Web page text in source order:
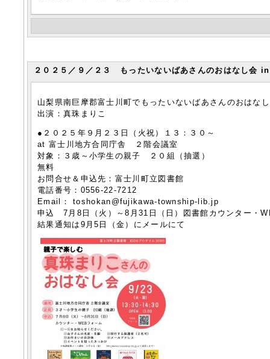
２０２５／９／２３ もったいないばあさんのおはなし会
山梨県南巨摩郡富士川町でもったいないばあさんのおはな
出演：真珠まりこ
●２０２５年９月２３日（火祝）１３：３０～
at 富士川地方合同庁舎 ２階会議室
対象：３歳～小学生の親子 ２０組（抽選）
無料
お問合せ＆申込先：富士川町立図書館
電話番号 ：0556-22-7212
Email：
toshokan @fujikawa-township-lib.jp
申込 7月8日（火）～8月31日（日）図書館カウンター・
結果通知は9月5日（金）にメールにて